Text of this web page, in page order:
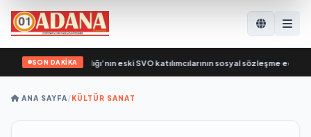
SON DAKİKA
Çalışma Bakanlığı’nın eski SVO katılımcılarının sosyal sözleşme
ANA SAYFA/KÜLTÜR SANAT